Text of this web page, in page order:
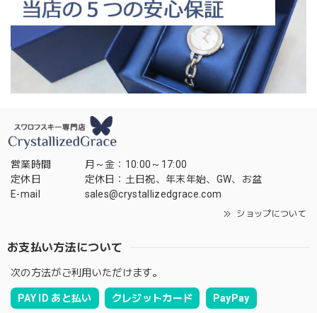
営業時間
月～金：10:00～17:00
定休日
定休日：土日祝、年末年始、GW、お盆
E-mail
sales@crystallizedgrace.com
ショップについて
お支払い方法について
次の方法がご利用いただけます。
PAY ID あと払い クレジットカード PayPay